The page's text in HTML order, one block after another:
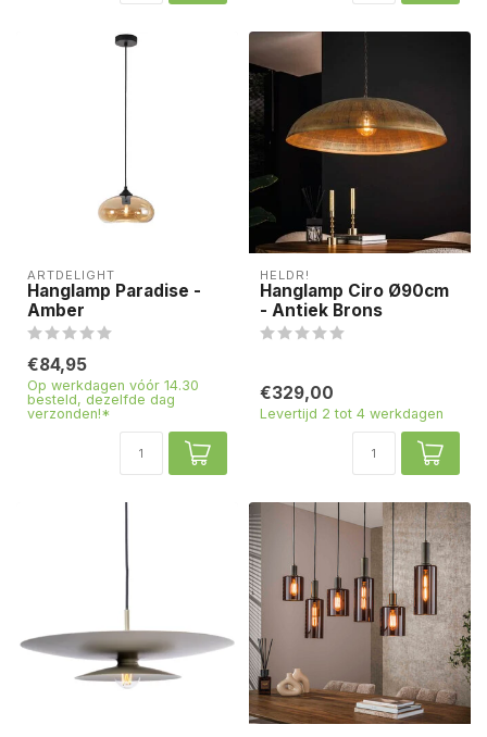
ARTDELIGHT
Hanglamp Paradise -
Amber
€84,95
Op werkdagen vóór 14.30
besteld, dezelfde dag
verzonden!*
HELDR!
Hanglamp Ciro Ø90cm
- Antiek Brons
€329,00
Levertijd 2 tot 4 werkdagen